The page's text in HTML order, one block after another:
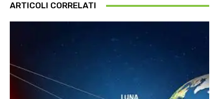
ARTICOLI CORRELATI